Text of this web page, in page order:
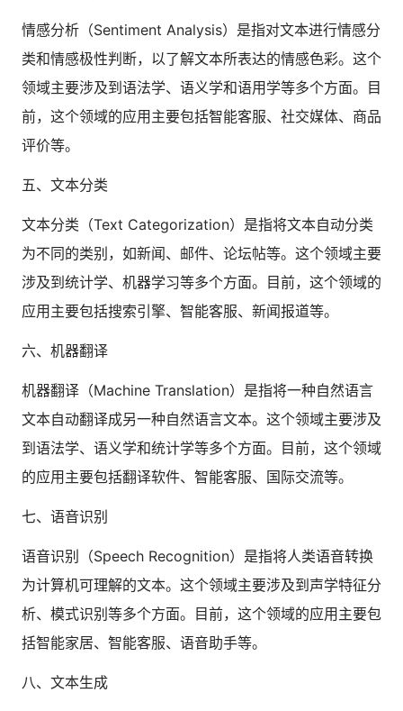
情感分析（Sentiment Analysis）是指对文本进行情感分
类和情感极性判断，以了解文本所表达的情感色彩。这个
领域主要涉及到语法学、语义学和语用学等多个方面。目
前，这个领域的应用主要包括智能客服、社交媒体、商品
评价等。
五、文本分类
文本分类（Text Categorization）是指将文本自动分类
为不同的类别，如新闻、邮件、论坛帖等。这个领域主要
涉及到统计学、机器学习等多个方面。目前，这个领域的
应用主要包括搜索引擎、智能客服、新闻报道等。
六、机器翻译
机器翻译（Machine Translation）是指将一种自然语言
文本自动翻译成另一种自然语言文本。这个领域主要涉及
到语法学、语义学和统计学等多个方面。目前，这个领域
的应用主要包括翻译软件、智能客服、国际交流等。
七、语音识别
语音识别（Speech Recognition）是指将人类语音转换
为计算机可理解的文本。这个领域主要涉及到声学特征分
析、模式识别等多个方面。目前，这个领域的应用主要包
括智能家居、智能客服、语音助手等。
八、文本生成